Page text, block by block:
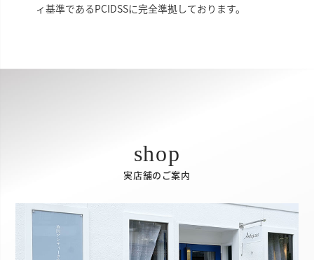
ィ基準であるPCIDSSに完全準拠しております。
実店舗のご案内